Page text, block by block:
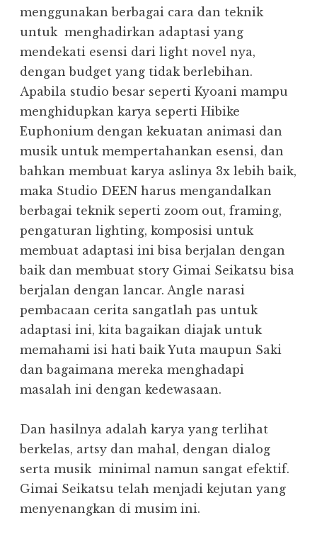
menggunakan berbagai cara dan teknik
untuk menghadirkan adaptasi yang
mendekati esensi dari light novel nya,
dengan budget yang tidak berlebihan.
Apabila studio besar seperti Kyoani mampu
menghidupkan karya seperti Hibike
Euphonium dengan kekuatan animasi dan
musik untuk mempertahankan esensi, dan
bahkan membuat karya aslinya 3x lebih baik,
maka Studio DEEN harus mengandalkan
berbagai teknik seperti zoom out, framing,
pengaturan lighting, komposisi untuk
membuat adaptasi ini bisa berjalan dengan
baik dan membuat story Gimai Seikatsu bisa
berjalan dengan lancar. Angle narasi
pembacaan cerita sangatlah pas untuk
adaptasi ini, kita bagaikan diajak untuk
memahami isi hati baik Yuta maupun Saki
dan bagaimana mereka menghadapi
masalah ini dengan kedewasaan.
Dan hasilnya adalah karya yang terlihat
berkelas, artsy dan mahal, dengan dialog
serta musik minimal namun sangat efektif.
Gimai Seikatsu telah menjadi kejutan yang
menyenangkan di musim ini.